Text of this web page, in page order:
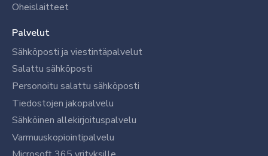
Oheislaitteet
Palvelut
Sähköposti ja viestintäpalvelut
Salattu sähköposti
Personoitu salattu sähköposti
Tiedostojen jakopalvelu
Sähköinen allekirjoituspalvelu
Varmuuskopiointipalvelu